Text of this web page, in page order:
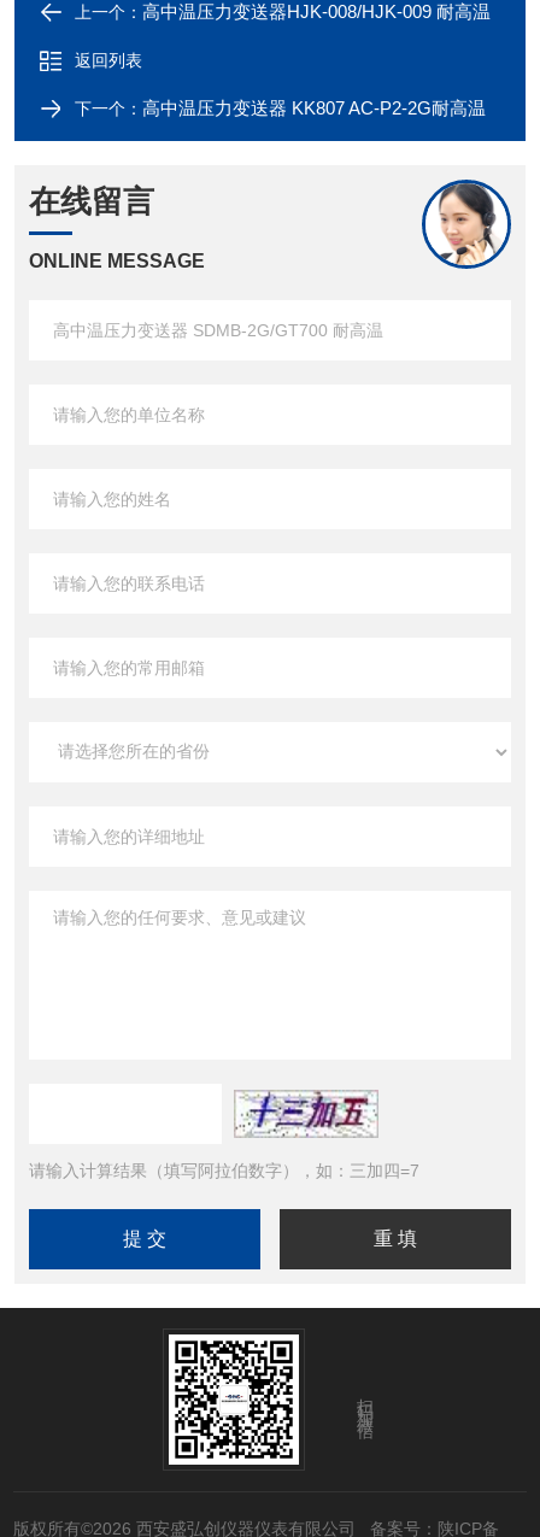
上一个： 高中温压力变送器HJK-008/HJK-009 耐高温
返回列表
下一个： 高中温压力变送器 KK807 AC-P2-2G耐高温
在线留言
ONLINE MESSAGE
请输入计算结果（填写阿拉伯数字），如：三加四=7
扫码加微信
版权所有©2026 西安盛弘创仪器仪表有限公司 备案号：陕ICP备